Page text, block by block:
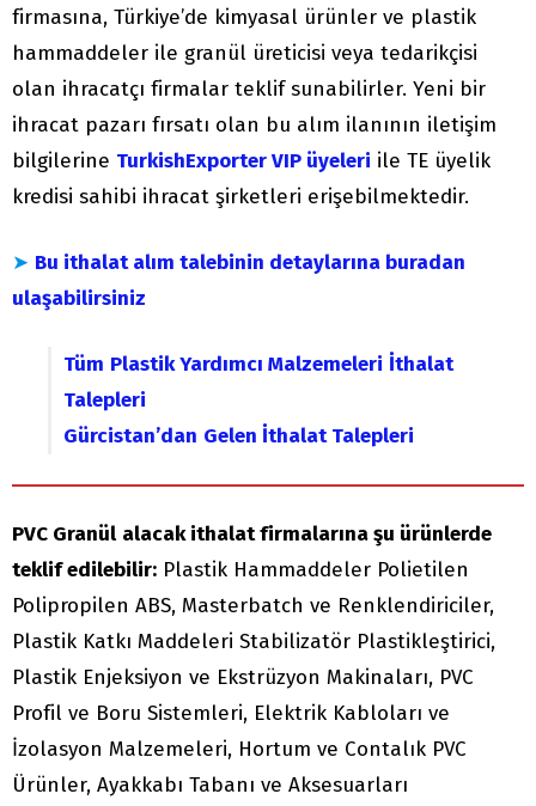
firmasına, Türkiye’de kimyasal ürünler ve plastik
hammaddeler ile granül üreticisi veya tedarikçisi
olan ihracatçı firmalar teklif sunabilirler. Yeni bir
ihracat pazarı fırsatı olan bu alım ilanının iletişim
bilgilerine TurkishExporter VIP üyeleri ile TE üyelik
kredisi sahibi ihracat şirketleri erişebilmektedir.
➤ Bu ithalat alım talebinin detaylarına buradan
ulaşabilirsiniz
Tüm Plastik Yardımcı Malzemeleri İthalat
Talepleri
Gürcistan’dan Gelen İthalat Talepleri
PVC Granül alacak ithalat firmalarına şu ürünlerde
teklif edilebilir: Plastik Hammaddeler Polietilen
Polipropilen ABS, Masterbatch ve Renklendiriciler,
Plastik Katkı Maddeleri Stabilizatör Plastikleştirici,
Plastik Enjeksiyon ve Ekstrüzyon Makinaları, PVC
Profil ve Boru Sistemleri, Elektrik Kabloları ve
İzolasyon Malzemeleri, Hortum ve Contalık PVC
Ürünler, Ayakkabı Tabanı ve Aksesuarları